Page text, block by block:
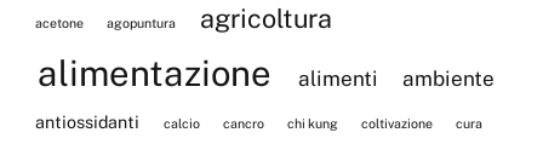
acetone agopuntura agricoltura
alimentazione alimenti ambiente
antiossidanti calcio cancro chi kung coltivazione cura